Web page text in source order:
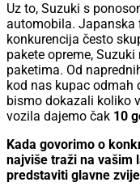
Uz to, Suzuki s
automobila.
konkurencija često
pakete opreme,
paketima. Od
kod nas kupac odmah
bismo dokazali koliko
vozila dajemo čak 10
Kada govorimo o
najviše traži na vašim
predstaviti glavne